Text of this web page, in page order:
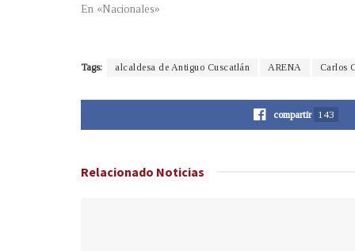
En «Nacionales»
Tags: alcaldesa de Antiguo Cuscatlán ARENA Carlos
compartir 143
Relacionado Noticias